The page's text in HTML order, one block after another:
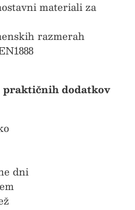
materiali za
razmerah
praktičnih dodatkov
dni